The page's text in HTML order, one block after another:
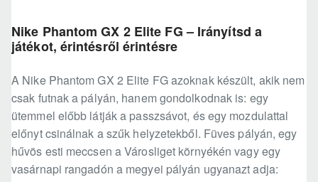
Nike Phantom GX 2 Elite FG – Irányítsd a
játékot, érintésről érintésre
A Nike Phantom GX 2 Elite FG azoknak készült, akik nem
csak futnak a pályán, hanem gondolkodnak is: egy
ütemmel előbb látják a passzsávot, és egy mozdulattal
előnyt csinálnak a szűk helyzetekből. Füves pályán, egy
hűvös esti meccsen a Városliget környékén vagy egy
vasárnapi rangadón a megyei pályán ugyanazt adja: